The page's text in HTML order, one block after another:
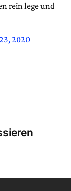
rein lege und
2020